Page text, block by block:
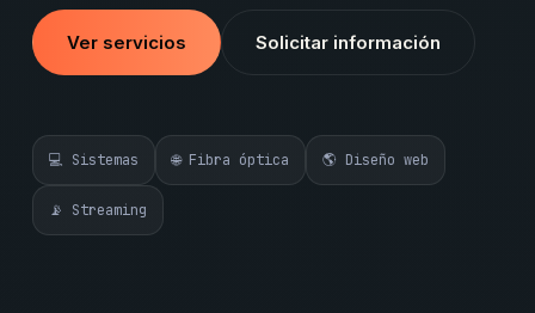
Ver servicios Solicitar información
💻 Sistemas 🌐 Fibra óptica 🌎 Diseño web
📡 Streaming